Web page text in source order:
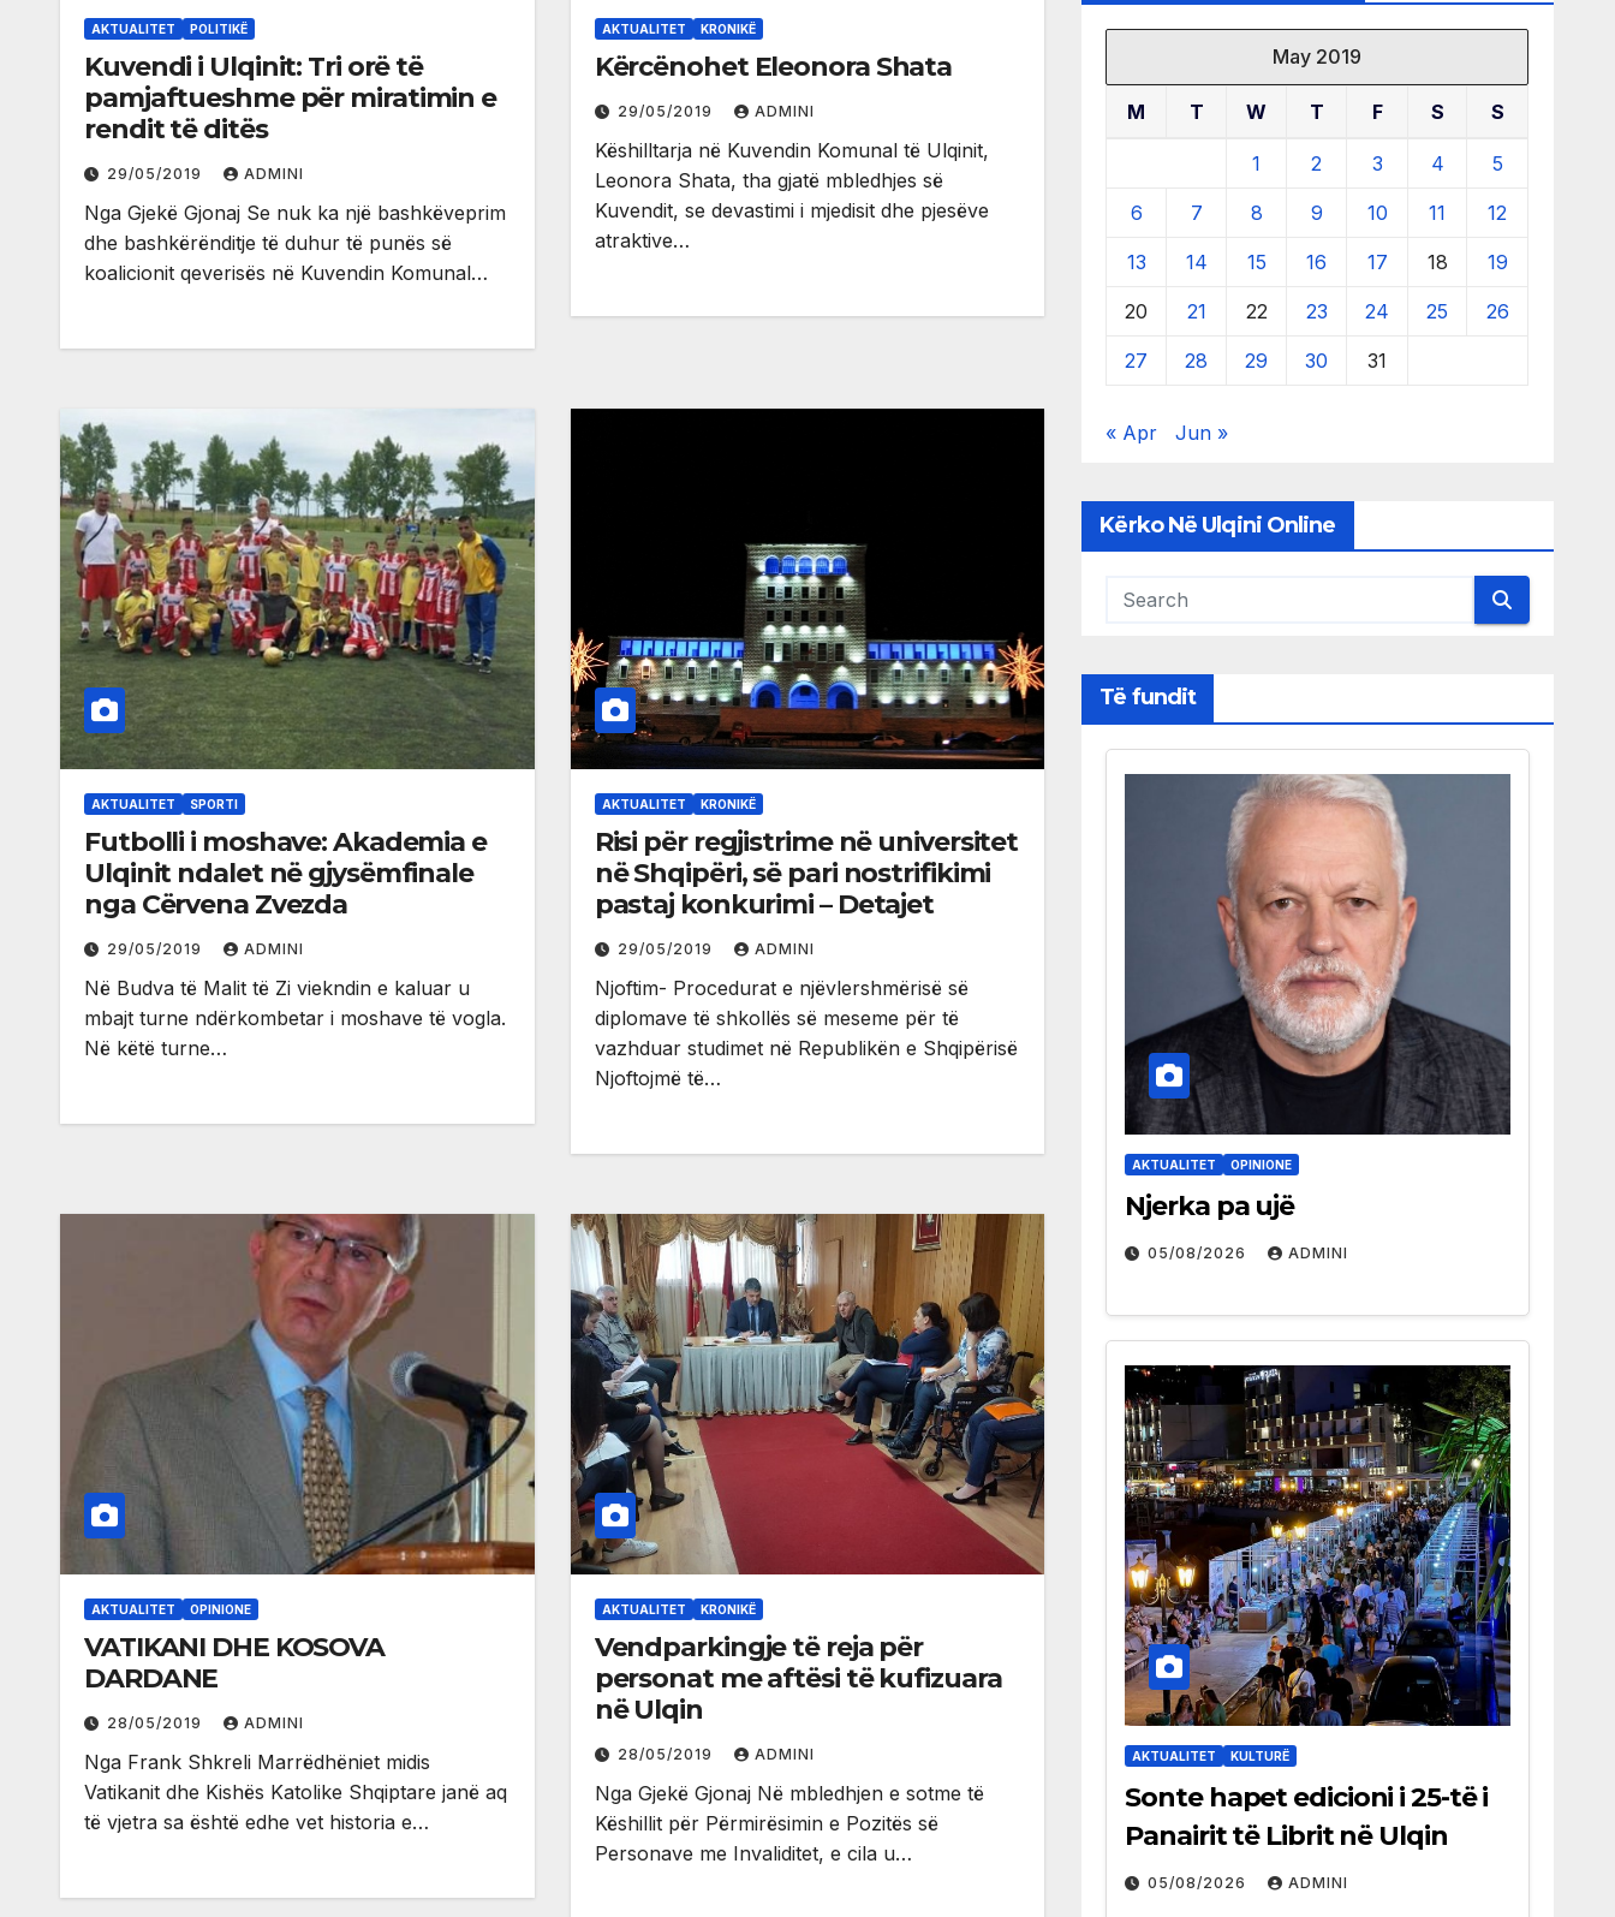
AKTUALITET POLITIKË
Kuvendi i Ulqinit: Tri orë të
pamjaftueshme për miratimin e
rendit të ditës
29/05/2019 ADMINI
Nga Gjekë Gjonaj Se nuk ka një bashkëveprim
dhe bashkërënditje të duhur të punës së
koalicionit qeverisës në Kuvendin Komunal…
AKTUALITET KRONIKË
Kërcënohet Eleonora Shata
29/05/2019 ADMINI
Këshilltarja në Kuvendin Komunal të Ulqinit,
Leonora Shata, tha gjatë mbledhjes së
Kuvendit, se devastimi i mjedisit dhe pjesëve
atraktive…
AKTUALITET SPORTI
Futbolli i moshave: Akademia e
Ulqinit ndalet në gjysëmfinale
nga Cërvena Zvezda
29/05/2019 ADMINI
Në Budva të Malit të Zi viekndin e kaluar u
mbajt turne ndërkombetar i moshave të vogla.
Në këtë turne…
AKTUALITET KRONIKË
Risi për regjistrime në universitet
në Shqipëri, së pari nostrifikimi
pastaj konkurimi – Detajet
29/05/2019 ADMINI
Njoftim- Procedurat e njëvlershmërisë së
diplomave të shkollës së meseme për të
vazhduar studimet në Republikën e Shqipërisë
Njoftojmë të…
AKTUALITET OPINIONE
VATIKANI DHE KOSOVA
DARDANE
28/05/2019 ADMINI
Nga Frank Shkreli Marrëdhëniet midis
Vatikanit dhe Kishës Katolike Shqiptare janë aq
të vjetra sa është edhe vet historia e…
AKTUALITET KRONIKË
Vendparkingje të reja për
personat me aftësi të kufizuara
në Ulqin
28/05/2019 ADMINI
Nga Gjekë Gjonaj Në mbledhjen e sotme të
Këshillit për Përmirësimin e Pozitës së
Personave me Invaliditet, e cila u…
May 2019
M T W T F S S
1 2 3 4 5
6 7 8 9 10 11 12
13 14 15 16 17 18 19
20 21 22 23 24 25 26
27 28 29 30 31
« Apr Jun »
Kërko Në Ulqini Online
Të fundit
AKTUALITET OPINIONE
Njerka pa ujë
05/08/2026 ADMINI
AKTUALITET KULTURË
Sonte hapet edicioni i 25-të i
Panairit të Librit në Ulqin
05/08/2026 ADMINI